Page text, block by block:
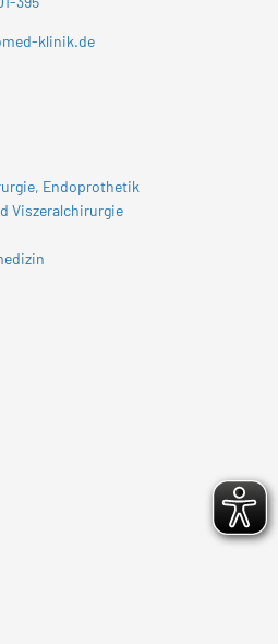
klinik.de
Endoprothetik
Viszeralchirurgie